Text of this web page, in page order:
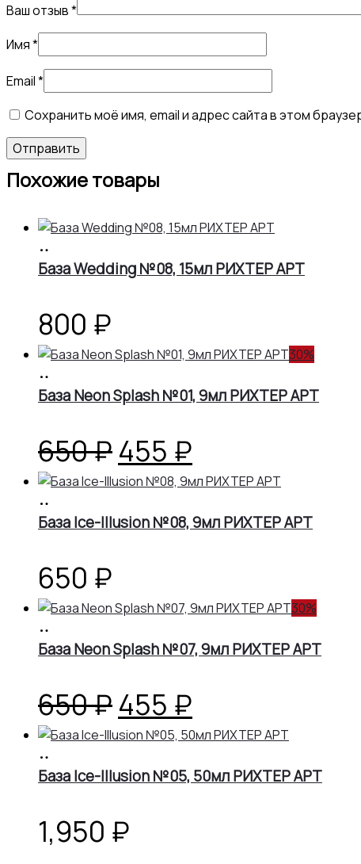
Ваш отзыв*
Имя*
Email*
Сохранить моё имя, email и адрес сайта в этом
Похожие товары
корзину
База Wedding №08, 15мл РИХТЕР АРТ
800 ₽
30%
корзину
База Neon Splash №01, 9мл РИХТЕР АРТ
650₽Первоначальная
цена
составляла
455 ₽
цена:
455 ₽.
корзину
База Ice-Illusion №08, 9мл РИХТЕР АРТ
650 ₽
30%
корзину
База Neon Splash №07, 9мл РИХТЕР АРТ
650₽Первоначальная
цена
составляла
650 ₽.
455 ₽
цена:
455 ₽.
корзину
База Ice-Illusion №05, 50мл РИХТЕР АРТ
1,950 ₽